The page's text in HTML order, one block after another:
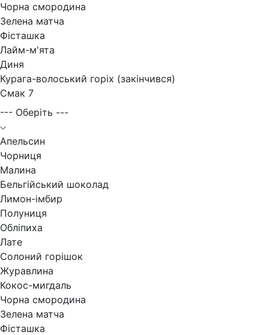
Чорна смородина
Зелена матча
Фісташка
Лайм-м'ята
Диня
Курага-волоський горіх (закінчився)
Смак 7
--- Оберіть ---
Апельсин
Чорниця
Малина
Бельгійський шоколад
Лимон-імбир
Полуниця
Обліпиха
Лате
Солоний горішок
Журавлина
Кокос-мигдаль
Чорна смородина
Зелена матча
Фісташка